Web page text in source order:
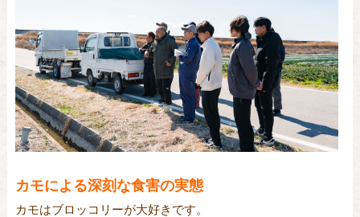
カモによる深刻な食害の実態
カモはブロッコリーが大好きです。